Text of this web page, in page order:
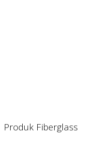
Produk Fiberglass